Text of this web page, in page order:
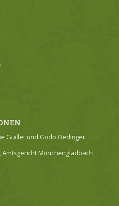
Guillet und Godo Oedinger
Amtsgericht Mönchengladbach